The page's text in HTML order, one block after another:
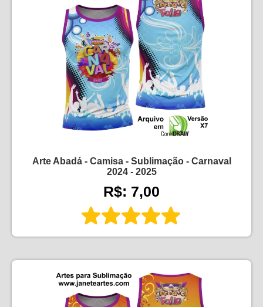
Arte Abadá - Camisa - Sublimação - Carnaval
2024 - 2025
R$: 7,00